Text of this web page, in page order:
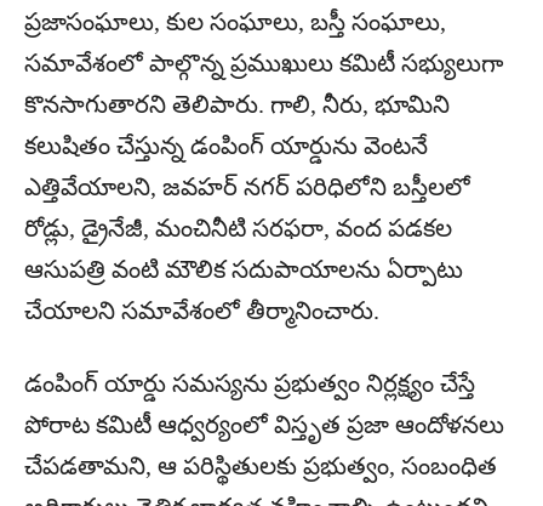
ప్రజాసంఘాలు, కుల సంఘాలు, బస్తీ సంఘాలు,
సమావేశంలో పాల్గొన్న ప్రముఖులు కమిటీ సభ్యులుగా
కొనసాగుతారని తెలిపారు. గాలి, నీరు, భూమిని
కలుషితం చేస్తున్న డంపింగ్ యార్డును వెంటనే
ఎత్తివేయాలని, జవహర్ నగర్ పరిధిలోని బస్తీలలో
రోడ్లు, డ్రైనేజీ, మంచినీటి సరఫరా, వంద పడకల
ఆసుపత్రి వంటి మౌలిక సదుపాయాలను ఏర్పాటు
చేయాలని సమావేశంలో తీర్మానించారు.
డంపింగ్ యార్డు సమస్యను ప్రభుత్వం నిర్లక్ష్యం చేస్తే
పోరాట కమిటీ ఆధ్వర్యంలో విస్తృత ప్రజా ఆందోళనలు
చేపడతామని, ఆ పరిస్థితులకు ప్రభుత్వం, సంబంధిత